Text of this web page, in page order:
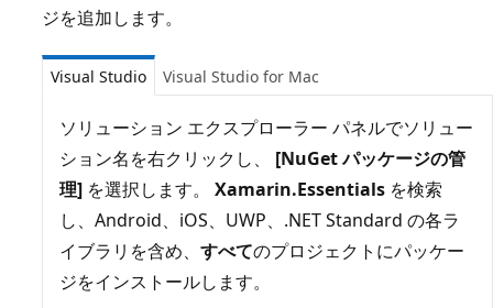
ジを追加します。
Visual Studio Visual Studio for Mac
ソリューション エクスプローラー パネルでソリュー
ション名を右クリックし、 [NuGet パッケージの管
理] を選択します。 Xamarin.Essentials を検索
し、Android、iOS、UWP、.NET Standard の各ラ
イブラリを含め、 すべてのプロジェクトにパッケー
ジをインストールします。